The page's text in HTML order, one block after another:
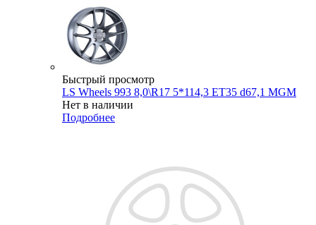
Быстрый просмотр
LS Wheels 993 8,0\R17 5*114,3 ET35 d67,1 MGM
Нет в наличии
Подробнее